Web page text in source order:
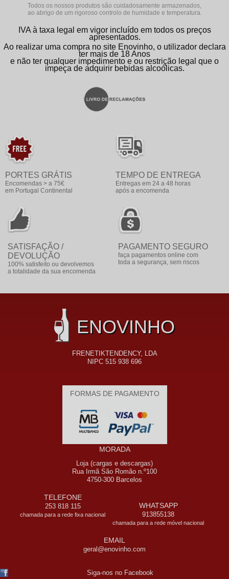
Todos os nossos produtos são cuidadosamente armazenados,
ao abrigo de um rigoroso controlo de humidade e temperatura.
IVA à taxa legal em vigor incluído em todos os preços
apresentados.
Ao realizar uma compra no site Enovinho, o utilizador declara
ter mais de 18 Anos
e não ter qualquer impedimento e ou restrição legal que o
impeça de adquirir bebidas alcoólicas.
PORTES GRÁTIS
Encomendas > a 75€
em Portugal Continental
TEMPO DE ENTREGA
Entregas em 24 a 48 horas
após a encomenda
SATISFAÇÃO /
DEVOLUÇÃO
100% satisfeito ou devolvemos
a totalidade da sua encomenda
PAGAMENTO SEGURO
faça pagamentos online com
toda a segurança, sem riscos
ENOVINHO
FRENETIKTENDENCY, LDA
NIPC 515 938 696
FORMAS DE PAGAMENTO
MORADA
Loja (cargas e descargas)
Rua Irmã São Romão n.º100
4750-300 Barcelos
TELEFONE
253 818 115
chamada para a rede fixa nacional
WHATSAPP
913855138
chamada para a rede móvel nacional
EMAIL
geral@enovinho.com
Siga-nos no Facebook